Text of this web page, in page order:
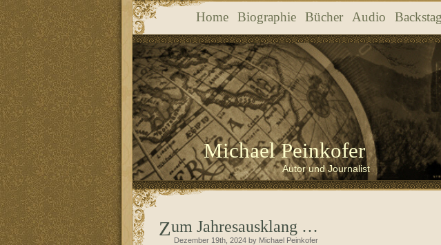
Home Biographie Bücher Audio
Michael Peinkofer
Autor und Journalist
Zum Jahresausklang …
Dezember 19th, 2024 by Michael Peinkofer